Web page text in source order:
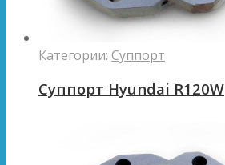
Категории: Суппорт
Суппорт Hyundai R120W